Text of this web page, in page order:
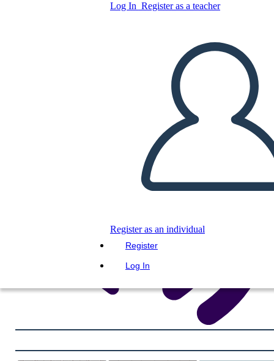
Log In Register as a teacher
Register as an individual
Register
Log In
Copy this Storyboard
PLAY SLIDESHOW
READ TO ME